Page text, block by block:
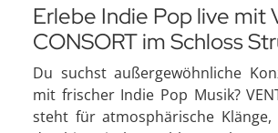
Erlebe Indie Pop live mit
CONSORT im Schloss
Du suchst außergewöhnliche
mit frischer Indie Pop Musik?
steht für atmosphärische